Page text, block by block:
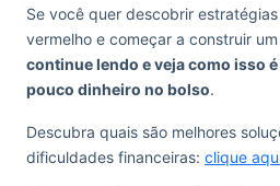
Se você quer descobrir
vermelho e começar a construir
continue lendo e veja como isso
pouco dinheiro no bolso.
Descubra quais são melhores
dificuldades financeiras: clique